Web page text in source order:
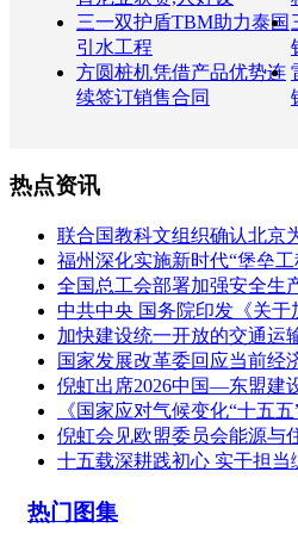
三一双护盾TBM助力泰国
引水工程
方圆桩机凭借产品优势连
续签订销售合同
热点资讯
联合国教科文组织确认北京
福州深化实施新时代“堡垒工
全国总工会部署加强安全生
中共中央 国务院印发《关于
加快建设统一开放的交通运
国家发展改革委回应当前经
倪虹出席2026中国—东盟建
《国家应对气候变化“十五
倪虹会见欧盟委员会能源与
十五载深耕践初心 实干担当
热门图集